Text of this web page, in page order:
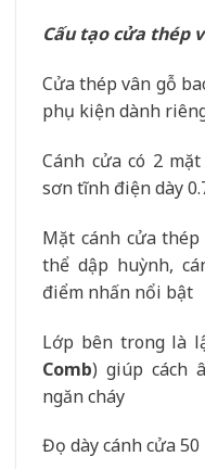
Cấu tạo cửa thép
Cửa thép vân gỗ
phụ kiện dành
Cánh cửa có 2
sơn tĩnh điện dày
Mặt cánh cửa
thể dập huỳnh,
điểm nhấn nổi bật
Lớp bên trong là
Comb) giúp cách
ngăn cháy
Đọ dày cánh cửa 50